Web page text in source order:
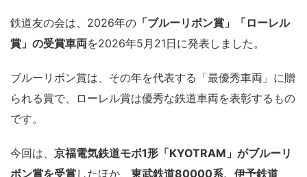
鉄道友の会は、2026年の 「ブルーリボン賞」「ローレル
賞」の受賞車両を2026年5月21日に発表しました。
ブルーリボン賞は、その年を代表する「最優秀車両」に贈
られる賞で、ローレル賞は優秀な鉄道車両を表彰するもの
です。
今回は、 京福電気鉄道モボ1形「KYOTRAM」がブルーリ
ボン賞を受賞したほか、 東武鉄道80000系、伊予鉄道